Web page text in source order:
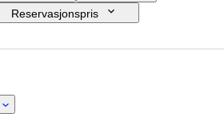
Reservasjonspris
Periode